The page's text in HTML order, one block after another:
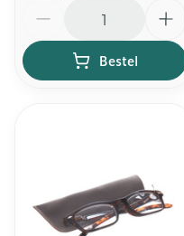
Bestel